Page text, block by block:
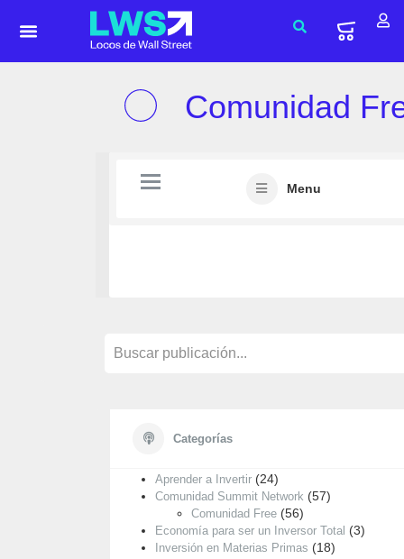
Comunidad
Menu
Categorías
Categorías
Aprender a Invertir (24)
Comunidad Summit Network (57)
Comunidad Free (56)
Economía para ser un Inversor Total (3)
Inversión en Materias Primas (18)